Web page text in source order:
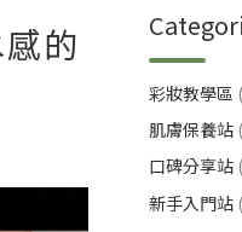
的
彩妝教學區
肌膚保養站
口碑分享站
新手入門站